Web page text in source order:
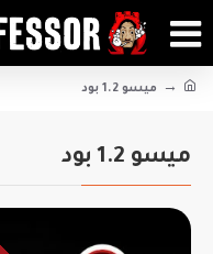
ميسو 1.2 بود
ميسو 1.2 بود